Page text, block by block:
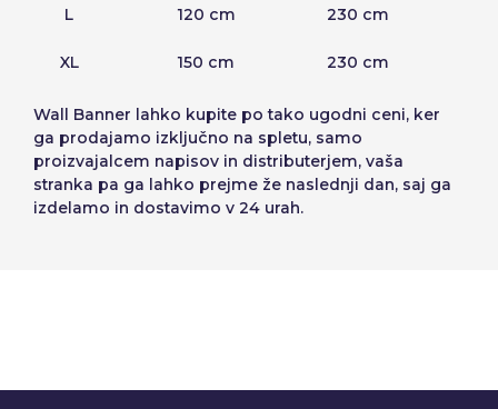
L 120 cm 230 cm
XL 150 cm 230 cm
Wall Banner lahko kupite po tako ugodni ceni, ker
ga prodajamo izključno na spletu, samo
proizvajalcem napisov in distributerjem, vaša
stranka pa ga lahko prejme že naslednji dan, saj ga
izdelamo in dostavimo v 24 urah.